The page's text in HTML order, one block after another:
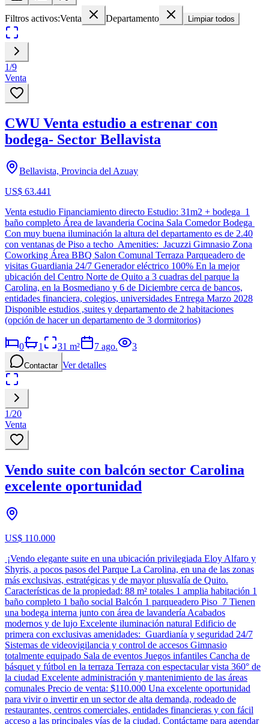
Filtros activos:Venta Departamento Limpiar todos
1/9
Venta
CWU Venta estudio a estrenar con
bodega- Sector Bellavista
Bellavista, Provincia del Azuay
US$ 63.441
Venta estudio Financiamiento directo Estudio: 31m2 + bodega 1
baño completo Área de lavanderia Cocina Sala Comedor Bodega
Con muy buena iluminación la altura del departamento es de 2.40
con ventanas de Piso a techo Amenities: Jacuzzi Gimnasio Zona
Coworking Área BBQ Salon Comunal Terraza Parqueadero de
visitas Guardiania 24/7 Generador eléctrico 100% En la mejor
ubicación del Centro Norte de Quito a 3 cuadras del parque la
Carolina, en la Bosmediano y 6 de Diciembre cerca de bancos,
entidades financiera, colegios, universidades Entrega Marzo 2028
Disponible estudios ,suites y departamento de 2 habitaciones
(opción de hacer un departamento de 3 dormitorios)
0 1 31 m² 7 ago. 3
Contactar Ver detalles
1/20
Venta
Vendo suite con balcón sector Carolina
excelente oportunidad
US$ 110.000
¡Vendo elegante suite en una ubicación privilegiada Eloy Alfaro y
Shyris, a pocos pasos del Parque La Carolina, en una de las zonas
más exclusivas, estratégicas y de mayor plusvalía de Quito.
Características de la propiedad: 88 m² totales 1 amplia habitación 1
baño completo 1 baño social Balcón 1 parqueadero Piso 7 Tienen
una bodega interna junto con área de lavandería Acabados
modernos y de lujo Excelente iluminación natural Edificio de
primera con exclusivas amenidades: Guardianía y seguridad 24/7
Sistemas de videovigilancia y control de accesos Gimnasio
totalmente equipado Sala de eventos Juegos infantiles Cancha de
básquet y fútbol en la terraza Terraza con espectacular vista 360° de
la ciudad Excelente administración y mantenimiento de las áreas
comunales Precio de venta: $110.000 Una excelente oportunidad
para vivir o invertir en un sector de alta demanda, rodeado de
restaurantes, centros comerciales, entidades financieras y con fácil
acceso a las principales vías de la ciudad. Contáctame para agendar